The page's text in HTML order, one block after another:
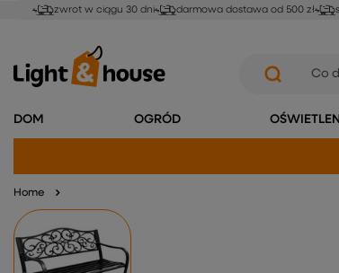
zwrot w ciągu 30 dni darmowa dostawa od 500 zł
DOM OGRÓD
Home